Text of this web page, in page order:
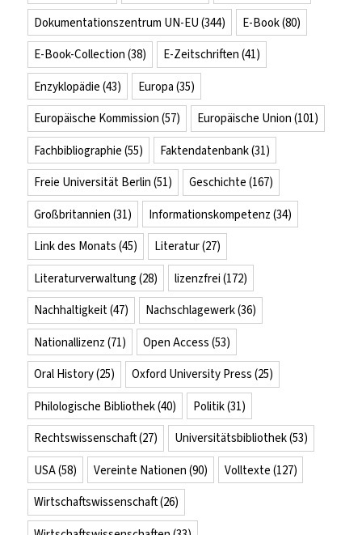
Dokumentationszentrum UN-EU (344) E-Book(80)
E-Book-Collection (38) E-Zeitschriften (41)
Enzyklopädie (43) Europa (35)
Europäische Kommission (57) Europäische Union (101)
Fachbibliographie (55) Faktendatenbank(31)
Freie Universität Berlin (51) Geschichte (167)
Großbritannien (31) Informationskompetenz (34)
Link des Monats (45) Literatur(27)
Literaturverwaltung (28) lizenzfrei (172)
Nachhaltigkeit(47) Nachschlagewerk(36)
Nationallizenz (71) Open Access (53)
Oral History(25) Oxford University Press (25)
Philologische Bibliothek(40) Politik(31)
Rechtswissenschaft(27) Universitätsbibliothek(53)
USA(58) Vereinte Nationen (90) Volltexte (127)
Wirtschaftswissenschaft(26)